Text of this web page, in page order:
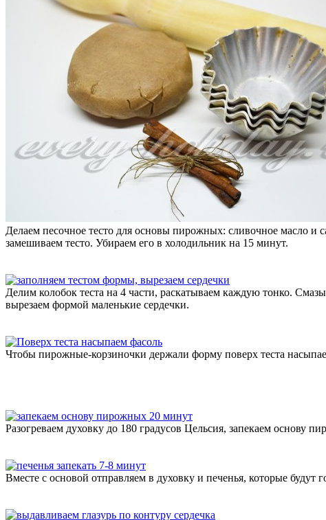
Делаем песочное тесто для основы пирожных: сливочное масло
замешиваем тесто. Убираем его в холодильник на 15 минут.
Делим колобок теста на 4 части, раскатываем каждую тонко.
вырезаем формой маленькие сердечки.
Чтобы пирожные-корзиночки держали форму поверх теста
Разогреваем духовку до 180 градусов Цельсия, запекаем основу
Вместе с основой отправляем в духовку и печенья, которые